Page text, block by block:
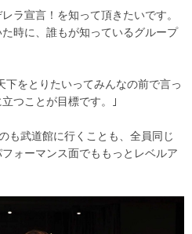
ラ宣言！を知って頂きたいです。
時に、誰もが知っているグループ
下をとりたいってみんなの前で言っ
つことが目標です。｣
も武道館に行くことも、全員同じ
ォーマンス面でももっとレベルア